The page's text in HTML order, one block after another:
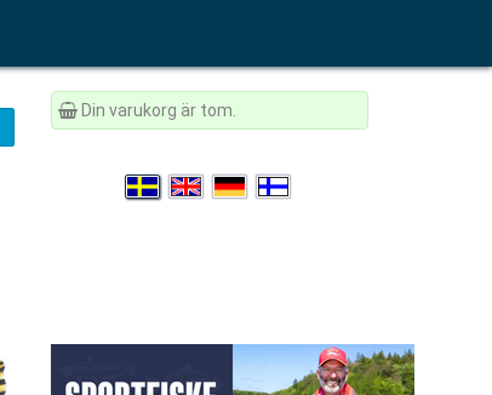
Din varukorg är tom.